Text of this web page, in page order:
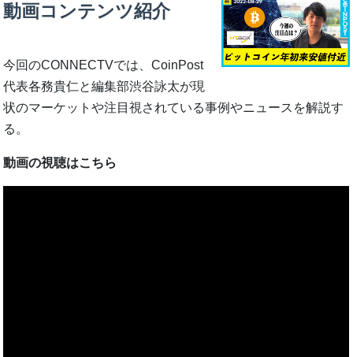
動画コンテンツ紹介
今回のCONNECTVでは、CoinPost
代表各務貴仁と編集部渋谷詠太が現
状のマーケットや注目視されている事例やニュースを解説す
る。
動画の視聴はこちら